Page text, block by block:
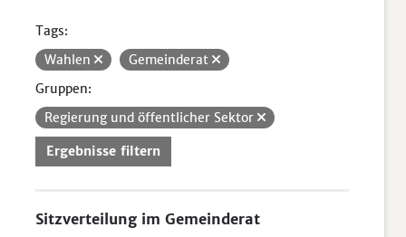
Tags:
Wahlen
Gemeinderat
Gruppen:
Regierung und öffentlicher Sektor
Ergebnisse filtern
Sitzverteilung im Gemeinderat